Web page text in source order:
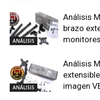
ANÁLISIS
Análisis
brazo
ANÁLISIS
Análisis
imagen